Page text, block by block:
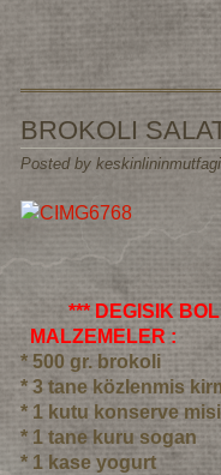
BROKOLI
Posted by
*** DEGISIK
MALZEMELER :
* 500 gr. brokoli
* 3 tane közlenmis
* 1 kutu konserve
* 1 tane kuru sogan
* 1 kase yogurt